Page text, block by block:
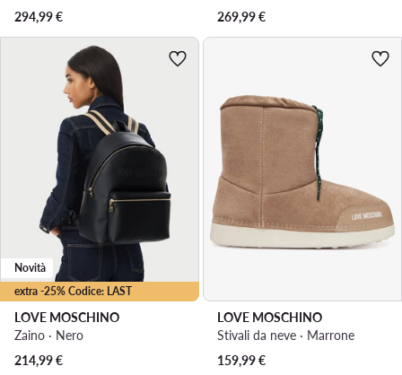
294,99€
269,99€
extra -25% Codice: LAST
Novità
LOVE MOSCHINO
Zaino · Nero
214,99€
LOVE MOSCHINO
Stivali da neve · Marrone
159,99€